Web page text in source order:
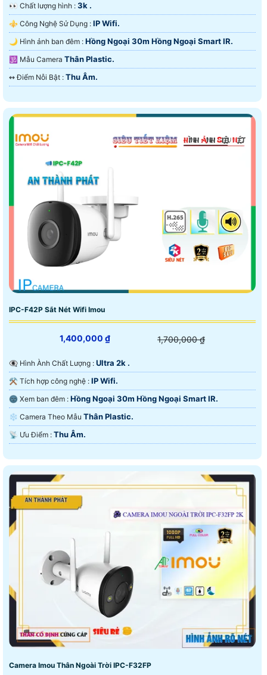
️👀 Chất lượng hình : 3k .
⚜️ Công Nghệ Sử Dụng : IP Wifi.
🌙 Hình ảnh ban đêm : Hồng Ngoại 30m Hồng Ngoại Smart IR.
🕉️ Mẫu Camera Thân Plastic.
️↭ Điểm Nỗi Bật : Thu Âm.
IPC-F42P Sắt Nét Wifi Imou
1,400,000 ₫ 1,700,000 ₫
👁️‍🗨 Hình Ành Chất Lượng : Ultra 2k .
⚒ Tích hợp công nghệ : IP Wifi.
🌚 Xem ban đêm : Hồng Ngoại 30m Hồng Ngoại Smart IR.
❄ Camera Theo Mẫu Thân Plastic.
️📡 Ưu Điểm : Thu Âm.
Camera Imou Thân Ngoài Trời IPC-F32FP